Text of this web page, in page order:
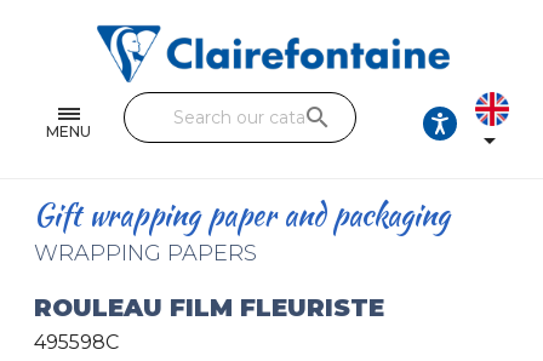
MENU
Single and double sheets
Fine arts
Handicraft
Pencil cases & Leather goods
search

Gift wrapping paper and packaging
WRAPPING PAPERS
ROULEAU FILM FLEURISTE
495598C